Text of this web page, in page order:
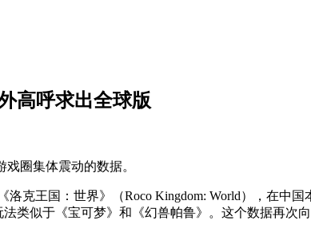
高呼求出全球版
圈集体震动的数据。
王国：世界》（Roco Kingdom: World），在中国
类似于《宝可梦》和《幻兽帕鲁》。这个数据再次